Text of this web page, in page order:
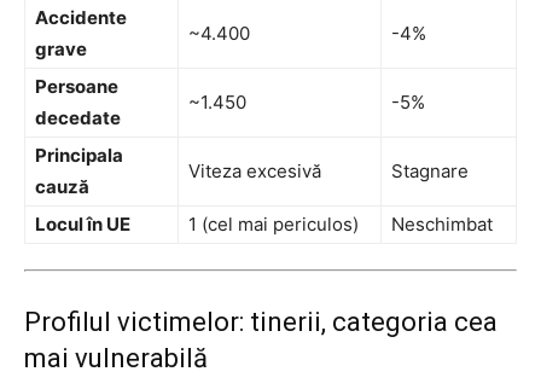
Accidente
grave
~4.400 -4%
Persoane
decedate
~1.450 -5%
Principala
cauză
Viteza excesivă Stagnare
Locul în UE 1 (cel mai periculos) Neschimbat
Profilul victimelor: tinerii, categoria cea
mai vulnerabilă